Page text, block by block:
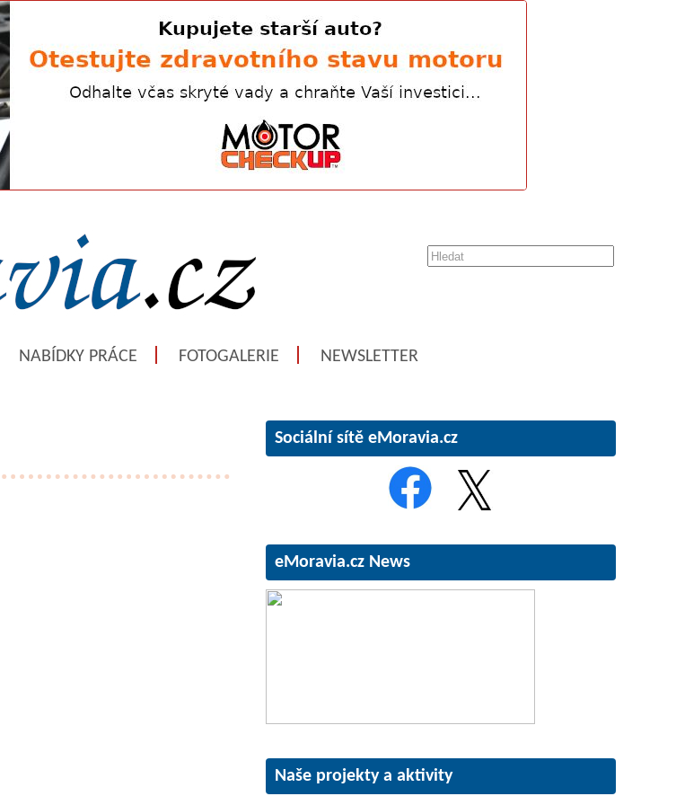
NABÍDKY PRÁCE FOTOGALERIE NEWSLETTER
Sociální sítě eMoravia.cz
eMoravia.cz News
Naše projekty a aktivity